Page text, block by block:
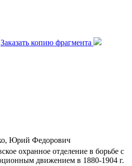
Заказать копию фрагмента
Юрий Федорович
охранное отделение в борьбе с
движением в 1880-1904 г.